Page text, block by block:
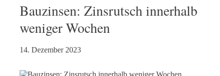
Bauzinsen: Zinsrutsch innerhalb
weniger Wochen
14. Dezember 2023